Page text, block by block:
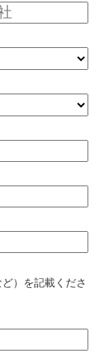
）を記載くださ